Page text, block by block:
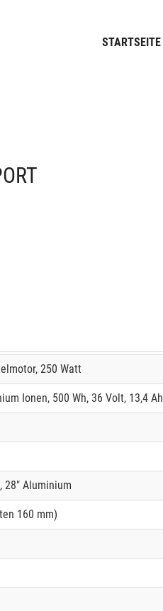
STARTSEITE
250 Watt
Ionen, 500 Wh, 36 Volt, 13,4 Ah
28" Aluminium
160 mm)